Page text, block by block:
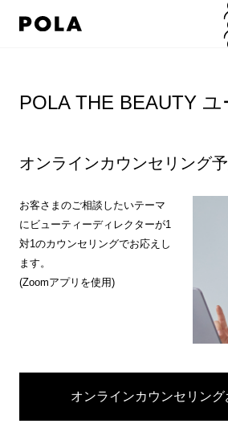
POLA THE BEAUTY
オンラインカウンセリング
お客さまのご相談したいテーマ
にビューティーディレクターが1
対1のカウンセリングでお応えし
ます。
(Zoomアプリを使用)
オンラインカウンセリング